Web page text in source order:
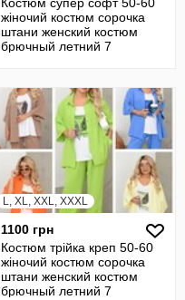
жіночий костюм сорочка
штани женский костюм
брючный летний 7
L, XL, XXL, XXXL
1100 грн
Костюм трійка креп 50-60
жіночий костюм сорочка
штани женский костюм
брючный летний 7